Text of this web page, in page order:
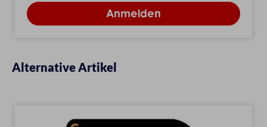
Alternative Artikel